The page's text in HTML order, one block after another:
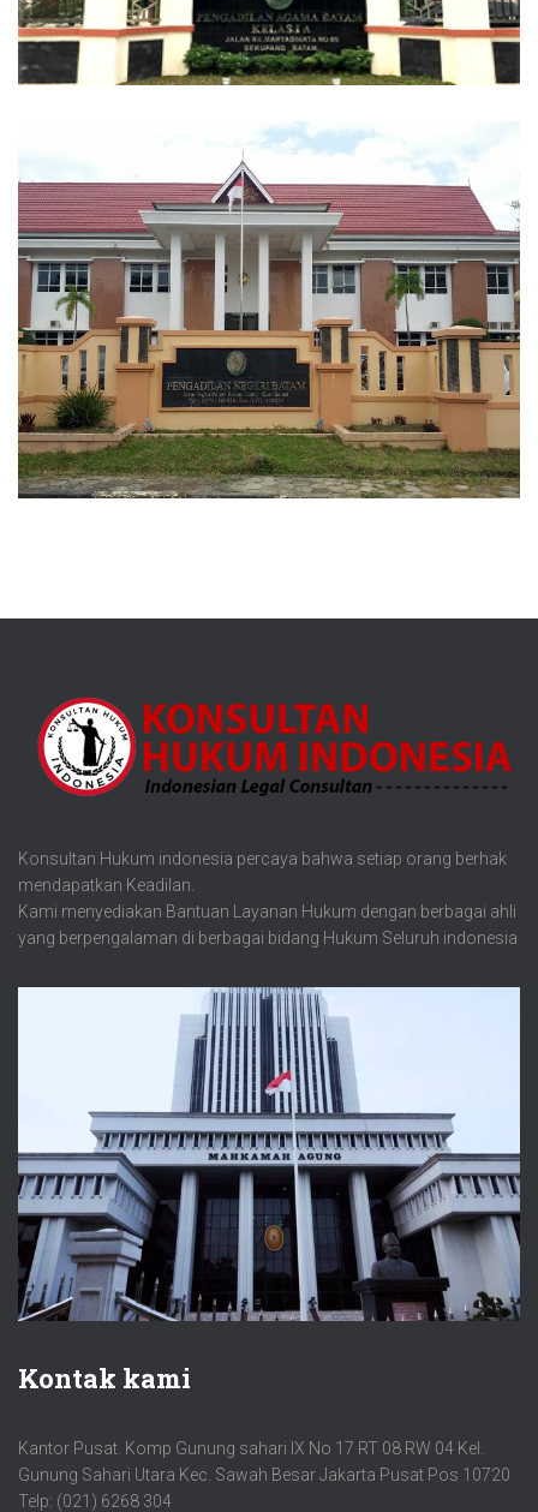
Konsultan Hukum indonesia percaya bahwa setiap orang berhak
mendapatkan Keadilan.
Kami menyediakan Bantuan Layanan Hukum dengan berbagai ahli
yang berpengalaman di berbagai bidang Hukum Seluruh indonesia
Kontak kami
Kantor Pusat. Komp Gunung sahari IX No 17 RT 08 RW 04 Kel.
Gunung Sahari Utara Kec. Sawah Besar Jakarta Pusat Pos 10720
Telp: (021) 6268 304